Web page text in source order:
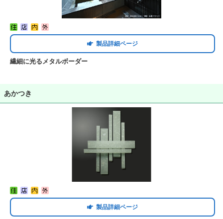
製品詳細ページ
繊細に光るメタルボーダー
あかつき
製品詳細ページ